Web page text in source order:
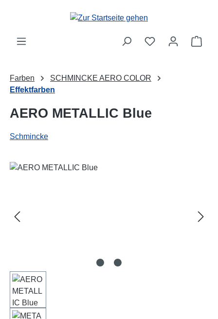
Zum Hauptinhalt springen
Farben
SCHMINCKE AERO COLOR
Effektfarben
AERO METALLIC Blue
Schmincke
Bildergalerie überspringen